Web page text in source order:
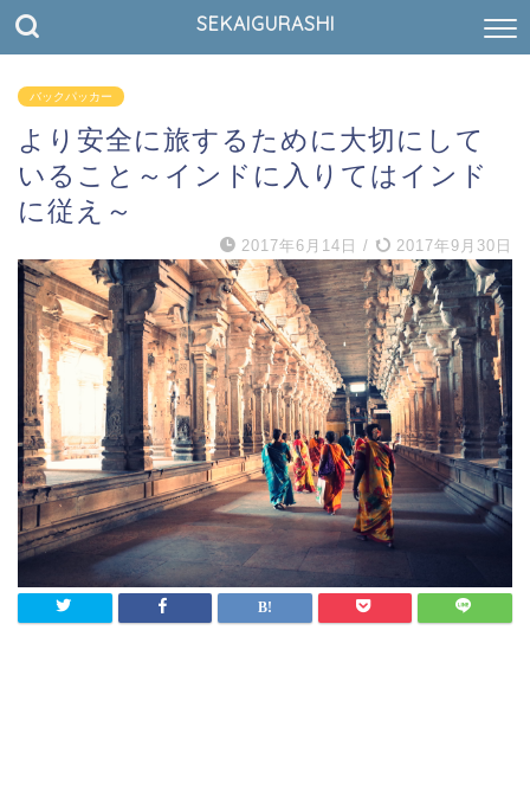
SEKAIGURASHI
バックパッカー
より安全に旅するために大切にして
いること～インドに入りてはインド
に従え～
2017年6月14日 / 2017年9月30日